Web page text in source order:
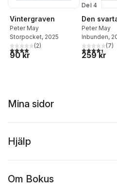
Vintergraven
Peter May
Storpocket, 2025
4,0utav 5 stjärnor. Totalt antal röster:
(2)
90 kr
Del 4
Den
Peter May
Inbunden,
4,4utav 5(7)
259 kr
Mina sidor
Hjälp
Om Bokus